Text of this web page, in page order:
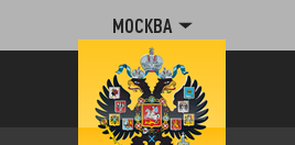
МОСКВА